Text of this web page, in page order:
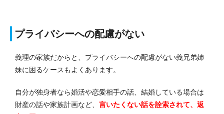
プライバシーへの配慮がない
義理の家族だからと、プライバシーへの配慮がない義兄弟姉
妹に困るケースもよくあります。
自分が独身者なら婚活や恋愛相手の話、結婚している場合は
財産の話や家族計画など、 言いたくない話を詮索されて、返